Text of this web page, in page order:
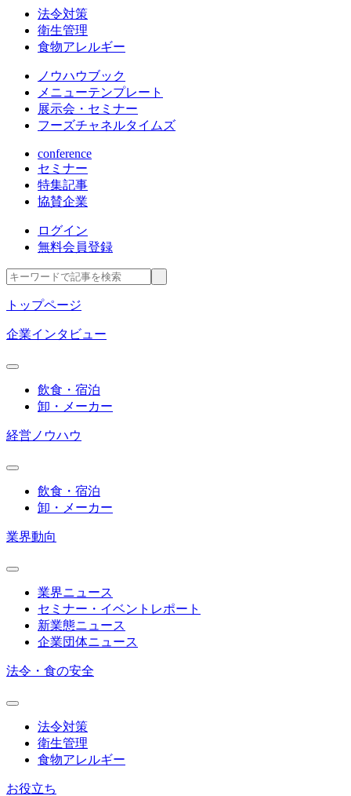
法令対策
衛生管理
食物アレルギー
ノウハウブック
メニューテンプレート
展示会・セミナー
フーズチャネルタイムズ
conference
セミナー
特集記事
協賛企業
ログイン
無料会員登録
トップページ
企業インタビュー
飲食・宿泊
卸・メーカー
経営ノウハウ
飲食・宿泊
卸・メーカー
業界動向
業界ニュース
セミナー・イベントレポート
新業態ニュース
企業団体ニュース
法令・食の安全
法令対策
衛生管理
食物アレルギー
お役立ち